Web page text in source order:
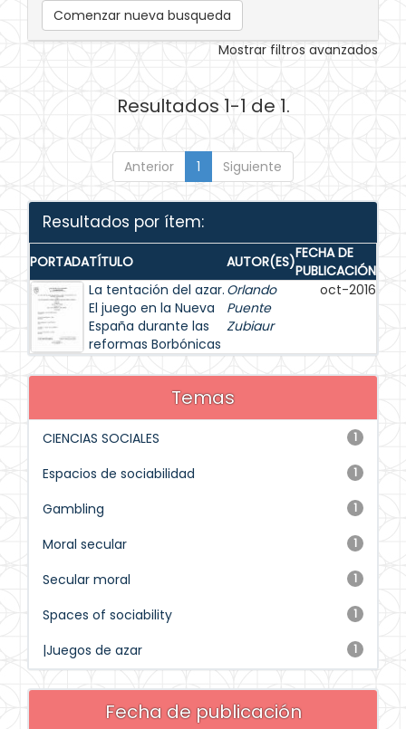
Comenzar nueva busqueda
Mostrar filtros avanzados
Resultados 1-1 de 1.
Anterior 1 Siguiente
Resultados por ítem:
PORTADATÍTULO AUTOR(ES)FECHA DE
PUBLICACIÓN
La tentación del azar.
El juego en la Nueva
España durante las
reformas Borbónicas
Orlando
Puente
Zubiaur
oct-2016
Temas
1
CIENCIAS SOCIALES
1
Espacios de sociabilidad
1
Gambling
1
Moral secular
1
Secular moral
1
Spaces of sociability
1
|Juegos de azar
Fecha de publicación